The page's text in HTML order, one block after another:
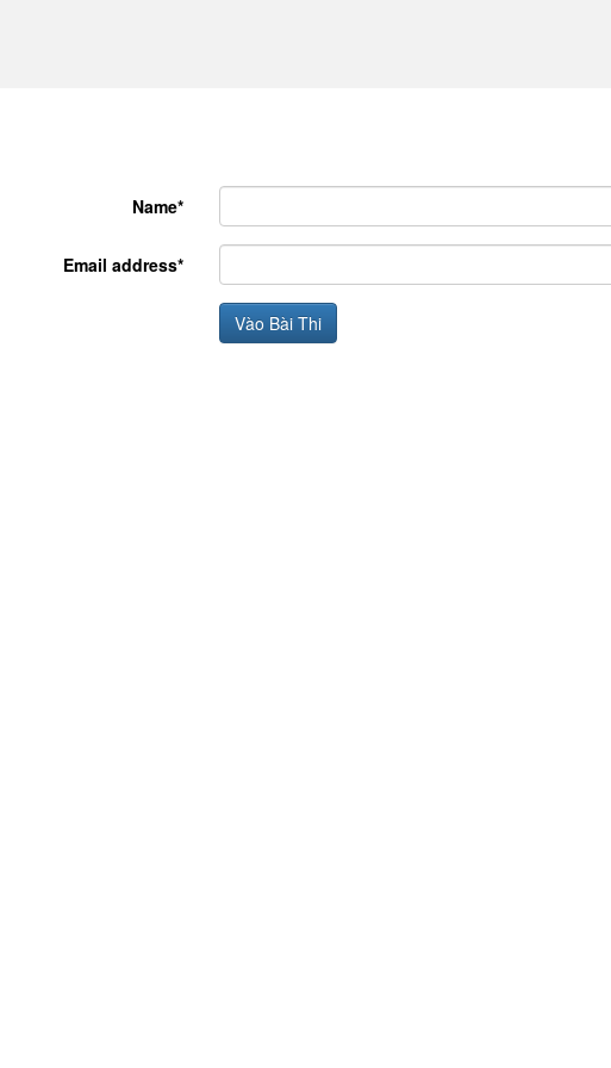
Name*
Email address*
Vào Bài Thi